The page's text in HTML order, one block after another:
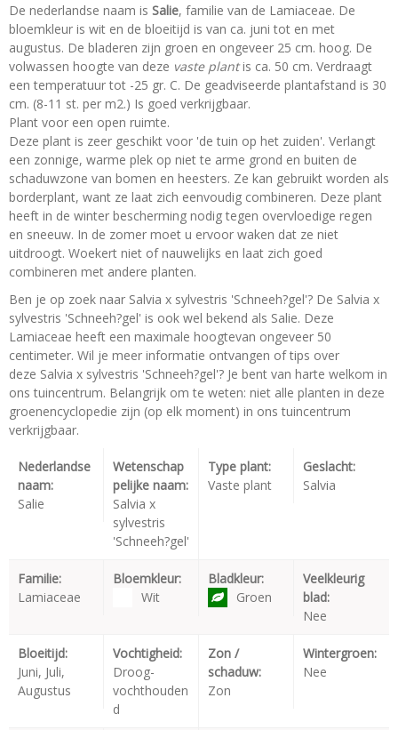
De nederlandse naam is Salie, familie van de Lamiaceae. De
bloemkleur is wit en de bloeitijd is van ca. juni tot en met
augustus. De bladeren zijn groen en ongeveer 25 cm. hoog. De
volwassen hoogte van deze vaste plantis ca. 50 cm. Verdraagt
een temperatuur tot -25 gr. C. De geadviseerde plantafstand is 30
cm. (8-11 st. per m2.) Is goed verkrijgbaar.
Plant voor een open ruimte.
Deze plant is zeer geschikt voor 'de tuin op het zuiden'. Verlangt
een zonnige, warme plek op niet te arme grond en buiten de
schaduwzone van bomen en heesters. Ze kan gebruikt worden als
borderplant, want ze laat zich eenvoudig combineren. Deze plant
heeft in de winter bescherming nodig tegen overvloedige regen
en sneeuw. In de zomer moet u ervoor waken dat ze niet
uitdroogt. Woekert niet of nauwelijks en laat zich goed
combineren met andere planten.
Ben je op zoek naar Salvia x sylvestris 'Schneeh?gel'? De Salvia x
sylvestris 'Schneeh?gel' is ook wel bekend als Salie. Deze
Lamiaceae heeft een maximale hoogtevan ongeveer 50
centimeter. Wil je meer informatie ontvangen of tips over
deze Salvia x sylvestris 'Schneeh?gel'? Je bent van harte welkom in
ons tuincentrum. Belangrijk om te weten: niet alle planten in deze
groenencyclopedie zijn (op elk moment) in ons tuincentrum
verkrijgbaar.
Nederlandse
naam:
Salie
Wetenschap
pelijke naam:
Salvia x
sylvestris
'Schneeh?gel'
Type plant:
Vaste plant
Geslacht:
Salvia
Familie:
Lamiaceae
Bloemkleur:
Wit
Bladkleur:
Groen
Veelkleurig
blad:
Nee
Bloeitijd:
Juni, Juli,
Augustus
Vochtigheid:
Droog-
vochthouden
d
Zon /
schaduw:
Zon
Wintergroen:
Nee